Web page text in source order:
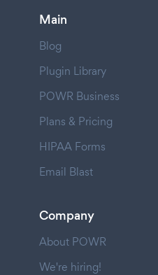
Main
Blog
Plugin Library
POWR Business
Plans & Pricing
HIPAA Forms
Email Blast
Company
About POWR
We're hiring!